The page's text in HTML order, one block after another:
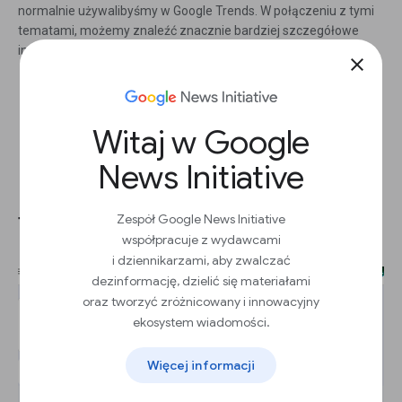
close
Witaj w Google
News Initiative
Zespół Google News Initiative
współpracuje z wydawcami
i dziennikarzami, aby zwalczać
dezinformację, dzielić się materiałami
oraz tworzyć zróżnicowany i innowacyjny
ekosystem wiadomości.
Więcej informacji
normalnie używalibyśmy w Google Trends. W połączeniu z tymi
tematami, możemy znaleźć znacznie bardziej szczegółowe
informacje.
Dodatkowy kontekst z użyciem
typu wyszukiwania